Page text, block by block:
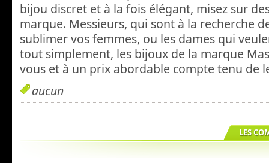
bijou discret et à la fois élégant, misez sur
marque. Messieurs, qui sont à la recherche
sublimer vos femmes, ou les dames qui
tout simplement, les bijoux de la marque
vous et à un prix abordable compte tenu de
aucun
LES